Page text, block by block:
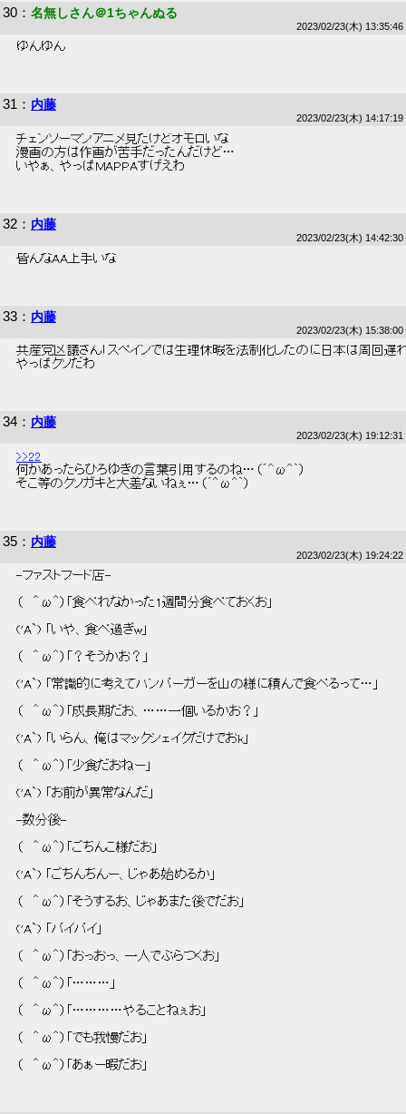
30 ： 名無しさん＠1ちゃんぬる
2023/02/23(木) 13:35:46
ゆんゆん
31 ： 内藤
2023/02/23(木) 14:17:19
チェンソーマンアニメ見たけどオモロいな
漫画の方は作画が苦手だったんだけど…
いやぁ、やっぱMAPPAすげえわ
32 ： 内藤
2023/02/23(木) 14:42:30
皆んなAA上手いな
33 ： 内藤
2023/02/23(木) 15:38:00
共産党区議さん「スペインでは生理休暇を法制化したのに日本は周回遅
やっぱクソだわ
34 ： 内藤
2023/02/23(木) 19:12:31
>>22
何かあったらひろゆきの言葉引用するのね…（´^ω^｀）
そこ等のクソガキと大差ないねぇ…（´^ω^｀）
35 ： 内藤
2023/02/23(木) 19:24:22
-ファストフード店-
（   ＾ω＾）「食べれなかった1週間分食べておくお」
('A`) 「いや、食べ過ぎw」
（   ＾ω＾）「？そうかお？」
('A`) 「常識的に考えてハンバーガーを山の様に積んで食べるって…」
（   ＾ω＾）「成長期だお、……一個いるかお？」
('A`) 「いらん、俺はマックシェイクだけでおk」
（   ＾ω＾）「少食だおねー」
('A`) 「お前が異常なんだ」
-数分後-
（   ＾ω＾）「ごちんこ様だお」
('A`) 「ごちんちんー、じゃあ始めるか」
（   ＾ω＾）「そうするお、じゃあまた後でだお」
('A`) 「バイバイ」
（   ＾ω＾）「おっおっ、一人でぶらつくお」
（   ＾ω＾）「………」
（   ＾ω＾）「…………やることねぇお」
（   ＾ω＾）「でも我慢だお」
（   ＾ω＾）「あぁー暇だお」